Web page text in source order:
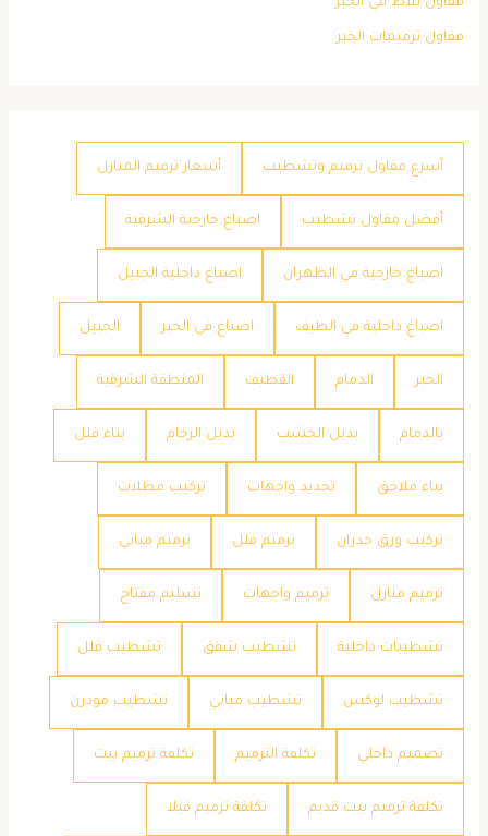
مقاول ترميمات الخبر
أسرع مقاول ترميم وتشطيب أسعار ترميم المنازل
أفضل مقاول تشطيب اصباغ خارجية الشرقية
اصباغ خارجية في الظهران اصباغ داخلية الجبيل
اصباغ داخلية في الطيف اصباغ في الخبر الجبيل
الخبر الدمام القطيف المنطقة الشرقية
بالدمام بديل الخشب بديل الرخام بناء فلل
بناء ملاحق تجديد واجهات تركيب مظلات
تركيب ورق جدران ترميم فلل ترميم مباني
ترميم منازل ترميم واجهات تسليم مفتاح
تشطيبات داخلية تشطيب شقق تشطيب فلل
تشطيب لوكس تشطيب مباني تشطيب مودرن
تصميم داخلي تكلفة الترميم تكلفة ترميم بيت
تكلفة ترميم بيت قديم تكلفة ترميم فيلا